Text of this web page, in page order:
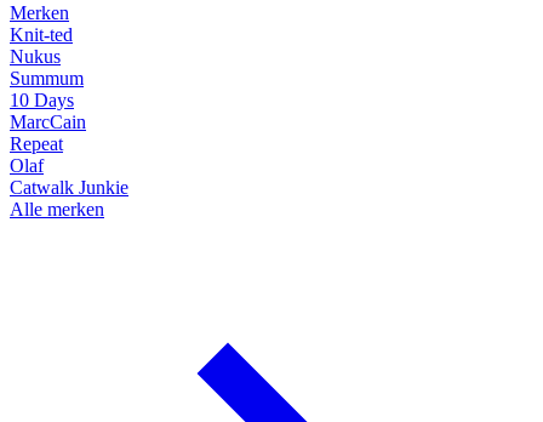
Merken
Knit-ted
Nukus
Summum
10 Days
MarcCain
Repeat
Olaf
Catwalk Junkie
Alle merken